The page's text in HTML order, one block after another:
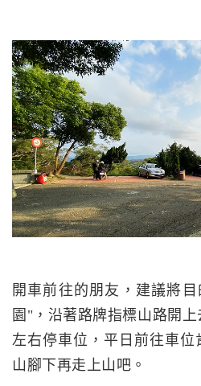
開車前往的朋友，建議將
園"，沿著路牌指標山路開
左右停車位，平日前往車
山腳下再走上山吧。